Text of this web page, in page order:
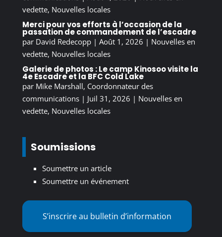
vedette, Nouvelles locales
Merci pour vos efforts à l’occasion de la
passation de commandement de l’escadre
par David Redecopp| Août 1, 2026 | Nouvelles en
vedette, Nouvelles locales
Galerie de photos : Le camp Kinosoo visite la
4e Escadre et la BFC Cold Lake
par Mike Marshall, Coordonnateur des
communications| Juil 31, 2026 | Nouvelles en
vedette, Nouvelles locales
Soumissions
Soumettre un article
Soumettre un événement
S’inscrire au bulletin d’information